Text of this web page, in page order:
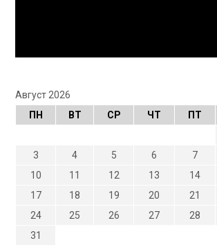
Август 2026
ПН
ВТ СР ЧТ ПТ
3
4 5 6 7
10
11 12 13 14
17
18 19 20 21
24
25 26 27 28
31